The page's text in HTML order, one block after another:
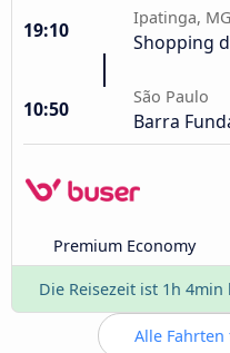
19:10
Ipatinga, MG
Shopping
10:50
São Paulo
Barra
Premium Economy
Die Reisezeit ist 1h
Alle